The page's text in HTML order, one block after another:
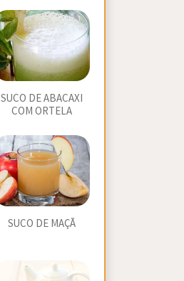
SUCO DE ABACAXI
COM ORTELA
SUCO DE MAÇÃ